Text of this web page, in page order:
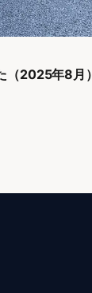
（2025年8月）